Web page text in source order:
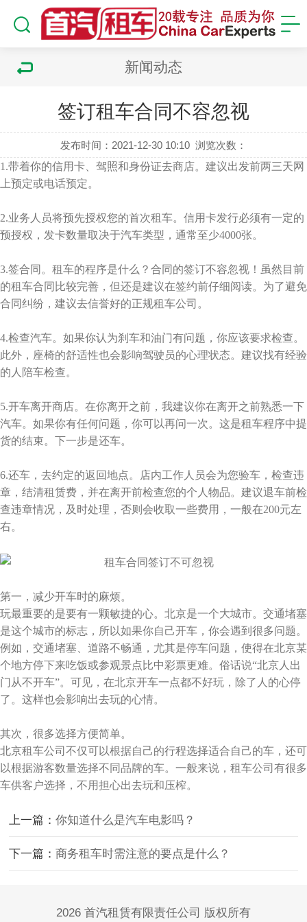
新闻动态
签订租车合同不容忽视
发布时间：2021-12-30 10:10 浏览次数：
1.带着你的信用卡、驾照和身份证去商店。建议出发前两三天网
上预定或电话预定。
2.业务人员将预先授权您的首次租车。信用卡发行必须有一定的
预授权，发卡数量取决于汽车类型，通常至少4000张。
3.签合同。租车的程序是什么？合同的签订不容忽视！虽然目前
的租车合同比较完善，但还是建议在签约前仔细阅读。为了避免
合同纠纷，建议去信誉好的正规租车公司。
4.检查汽车。如果你认为刹车和油门有问题，你应该要求检查。
此外，座椅的舒适性也会影响驾驶员的心理状态。建议找有经验
的人陪车检查。
5.开车离开商店。在你离开之前，我建议你在离开之前熟悉一下
汽车。如果你有任何问题，你可以再问一次。这是租车程序中提
货的结束。下一步是还车。
6.还车，去约定的返回地点。店内工作人员会为您验车，检查违
章，结清租赁费，并在离开前检查您的个人物品。建议退车前检
查违章情况，及时处理，否则会收取一些费用，一般在200元左
右。
第一，减少开车时的麻烦。
玩最重要的是要有一颗敏捷的心。北京是一个大城市。交通堵塞
是这个城市的标志，所以如果你自己开车，你会遇到很多问题。
例如，交通堵塞、道路不畅通，尤其是停车问题，使得在北京某
个地方停下来吃饭或参观景点比中彩票更难。俗话说“北京人出
门从不开车”。可见，在北京开车一点都不好玩，除了人的心停
了。这样也会影响出去玩的心情。
其次，很多选择方便简单。
北京租车公司不仅可以根据自己的行程选择适合自己的车，还可
以根据游客数量选择不同品牌的车。一般来说，租车公司有很多
车供客户选择，不用担心出去玩和压榨。
上一篇：你知道什么是汽车电影吗？
下一篇：商务租车时需注意的要点是什么？
2026 首汽租赁有限责任公司 版权所有